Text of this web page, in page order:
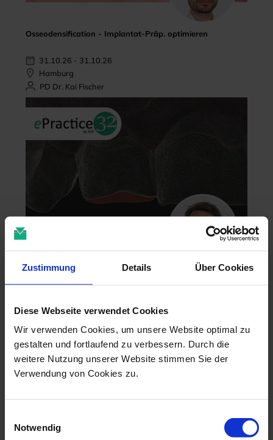
Zustimmung Details Über Cookies
Diese Webseite verwendet Cookies
Wir verwenden Cookies, um unsere Website optimal zu
gestalten und fortlaufend zu verbessern. Durch die
weitere Nutzung unserer Website stimmen Sie der
Verwendung von Cookies zu.
Notwendig
Osseodensification - Implantat-Präp. optimieren
31.10.26 - 31.10.26
Hamburg
PD Dr. Kai Fischer
Zahntechnik im 4D-Zeitalter
online
Dr. Christian Leonhardt